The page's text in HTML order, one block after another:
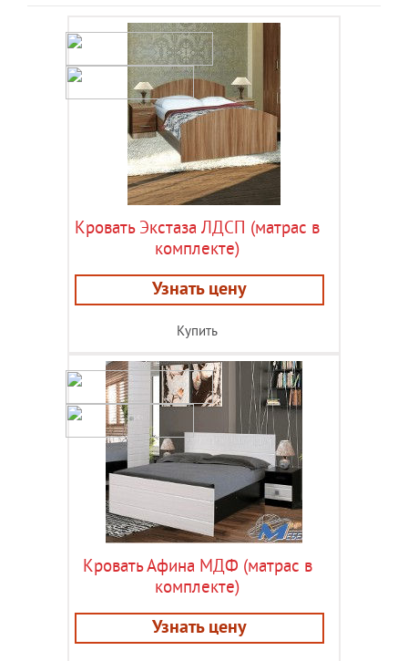
Кровать Экстаза ЛДСП (матрас в
комплекте)
Узнать цену
Купить
Кровать Афина МДФ (матрас в
комплекте)
Узнать цену